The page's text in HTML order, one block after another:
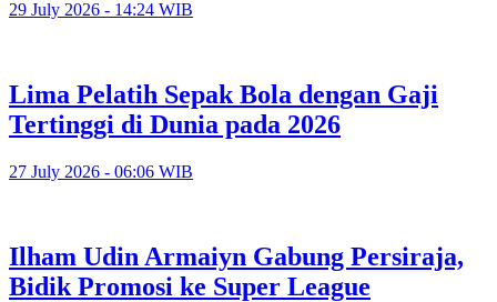
29 July 2026 - 14:24 WIB
Lima Pelatih Sepak Bola dengan Gaji
Tertinggi di Dunia pada 2026
27 July 2026 - 06:06 WIB
Ilham Udin Armaiyn Gabung Persiraja,
Bidik Promosi ke Super League